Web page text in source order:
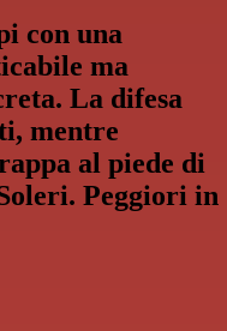
con una
ma
La difesa
mentre
al piede di
Peggiori in